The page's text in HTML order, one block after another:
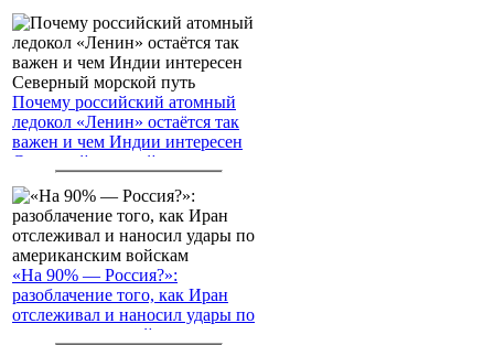
Почему российский атомный
ледокол «Ленин» остаётся так
важен и чем Индии интересен
Северный морской путь
«На 90% — Россия?»:
разоблачение того, как Иран
отслеживал и наносил удары по
американским войскам